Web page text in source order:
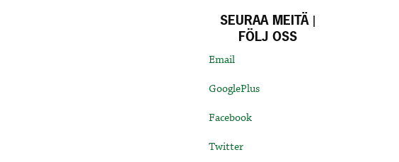
SEURAA MEITÄ |
FÖLJ OSS
Email
GooglePlus
Facebook
Twitter